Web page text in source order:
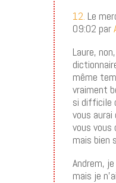
12. Le
09:02 par
Laure,
même
vraiment
si difficile
vous aurai
vous vous
mais bien
Andrem,
mais je